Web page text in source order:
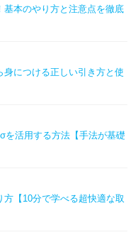
基本のやり方と注意点を徹底
につける正しい引き方と使
を活用する方法【手法が基礎
【10分で学べる超快適な取